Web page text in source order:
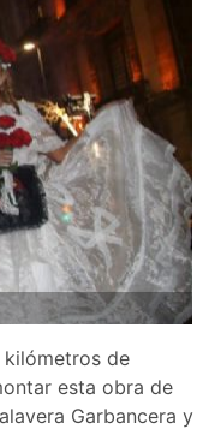
de
esta obra de
Garbancera y